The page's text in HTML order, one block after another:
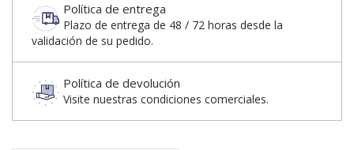
Política de entrega
Plazo de entrega de 48 / 72 horas desde la
validación de su pedido.
Política de devolución
Visite nuestras condiciones comerciales.